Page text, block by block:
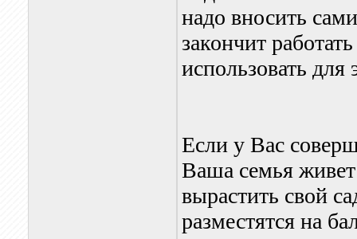
надо вносить
закончит
использовать
Если у Вас
Ваша семья
вырастить свой
разместятся на